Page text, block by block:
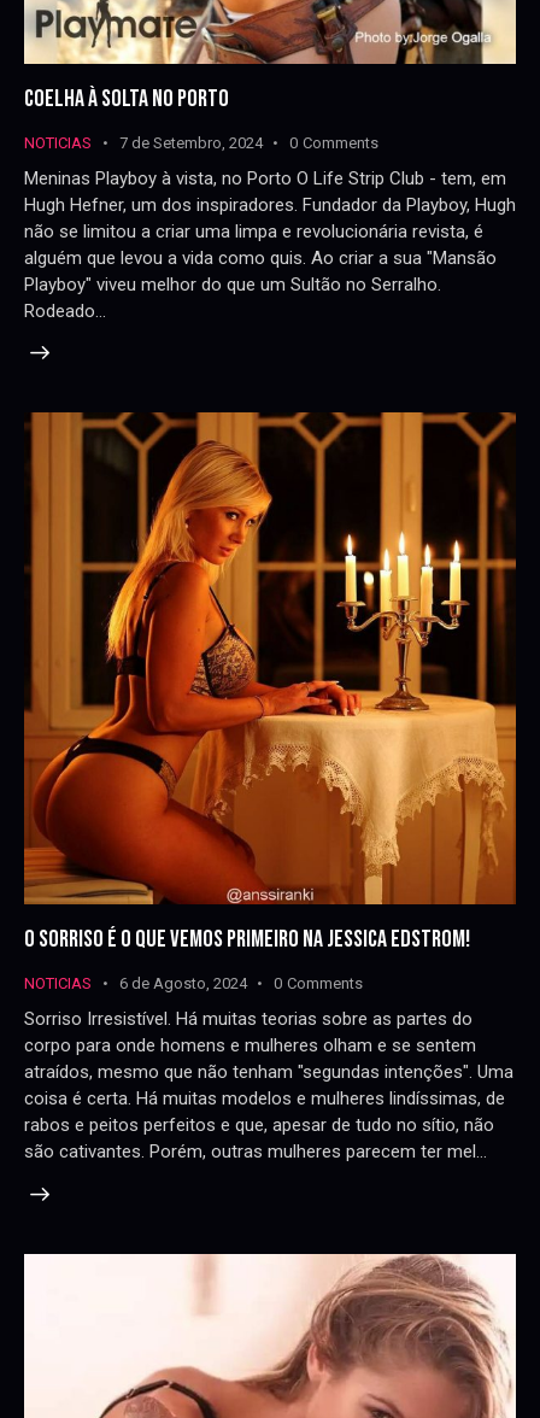
COELHA À SOLTA NO PORTO
NOTICIAS 7 de Setembro, 2024 0 Comments
Meninas Playboy à vista, no Porto O Life Strip Club - tem, em
Hugh Hefner, um dos inspiradores. Fundador da Playboy, Hugh
não se limitou a criar uma limpa e revolucionária revista, é
alguém que levou a vida como quis. Ao criar a sua "Mansão
Playboy" viveu melhor do que um Sultão no Serralho.
Rodeado…
O SORRISO É O QUE VEMOS PRIMEIRO NA JESSICA EDSTROM!
NOTICIAS 6 de Agosto, 2024 0 Comments
Sorriso Irresistível. Há muitas teorias sobre as partes do
corpo para onde homens e mulheres olham e se sentem
atraídos, mesmo que não tenham "segundas intenções". Uma
coisa é certa. Há muitas modelos e mulheres lindíssimas, de
rabos e peitos perfeitos e que, apesar de tudo no sítio, não
são cativantes. Porém, outras mulheres parecem ter mel…